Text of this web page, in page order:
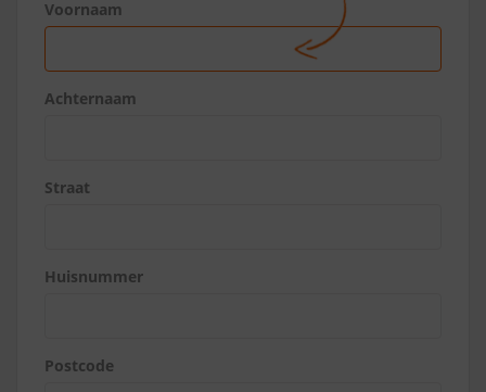
Voornaam
Achternaam
Straat
Huisnummer
Postcode